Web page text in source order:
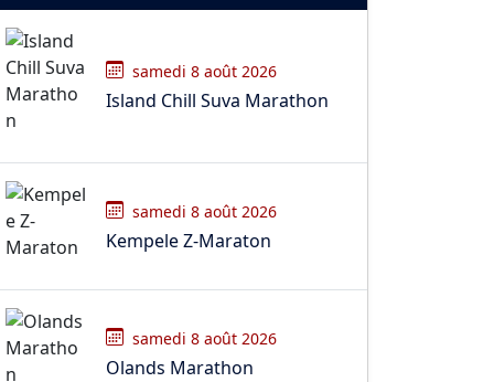
samedi 8 août 2026
Island Chill Suva Marathon
samedi 8 août 2026
Kempele Z-Maraton
samedi 8 août 2026
Olands Marathon